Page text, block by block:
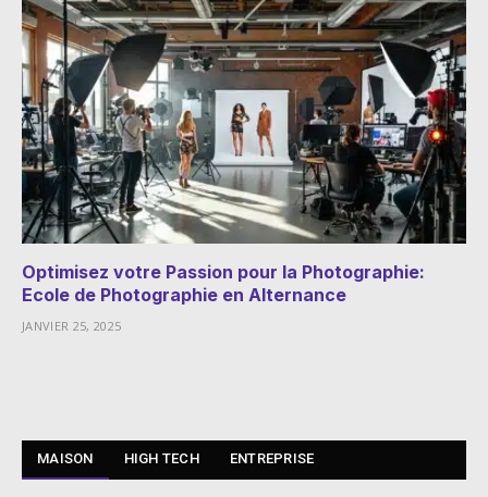
Optimisez votre Passion pour la Photographie:
Ecole de Photographie en Alternance
JANVIER 25, 2025
MAISON HIGH TECH ENTREPRISE